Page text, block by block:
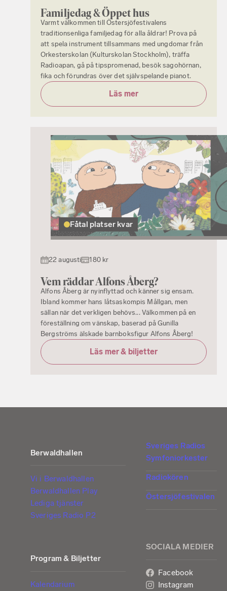
Familjedag & Öppet hus
Varmt välkommen till Östersjöfestivalens
traditionsenliga familjedag för alla åldrar! Prova på
att spela instrument tillsammans med ungdomar från
Orkesterskolan (Kulturskolan Stockholm), träffa
Radioapan, gå på tipspromenad, besök sagohörnan,
fika och förundras över det självspelande pianot.
Läs mer
Fåtal platser kvar
22 augusti 180 kr
Vem räddar Alfons Åberg?
Alfons Åberg är nyinflyttad och känner sig ensam.
Ibland kommer hans låtsaskompis Mållgan, men
sällan när det verkligen behövs... Välkommen på en
föreställning om vänskap, baserad på Gunilla
Bergströms älskade barnboksfigur Alfons Åberg!
Läs mer & biljetter
Berwaldhallen
Vi i Berwaldhallen
Berwaldhallen Play
Lediga tjänster
Sveriges Radio P2
Program & Biljetter
Kalendarium
Sveriges Radios
Symfoniorkester
Radiokören
Östersjöfestivalen
SOCIALA MEDIER
Facebook
Instagram